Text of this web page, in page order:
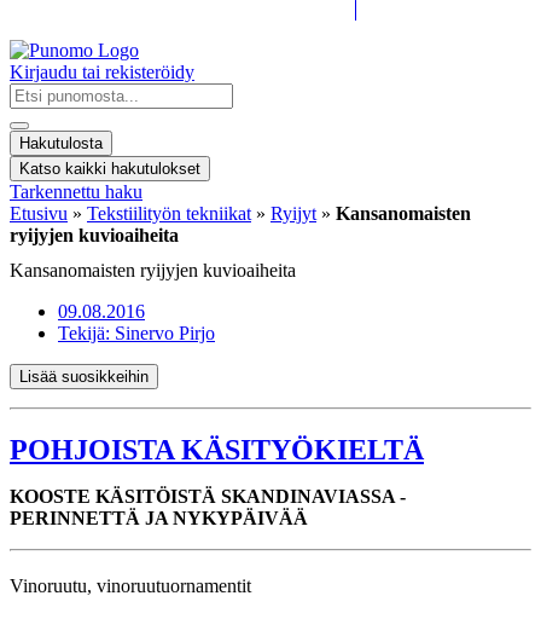
Kirjaudu tai rekisteröidy
Search
...
Hakutulosta
Katso kaikki hakutulokset
Tarkennettu haku
Etusivu » Tekstiilityön tekniikat » Ryijyt » Kansanomaisten
ryijyjen kuvioaiheita
Kansanomaisten ryijyjen kuvioaiheita
09.08.2016
Tekijä: Sinervo Pirjo
Lisää suosikkeihin
POHJOISTA KÄSITYÖKIELTÄ
KOOSTE KÄSITÖISTÄ SKANDINAVIASSA -
PERINNETTÄ JA NYKYPÄIVÄÄ
Vinoruutu, vinoruutuornamentit